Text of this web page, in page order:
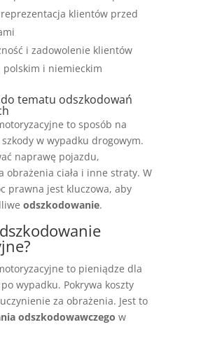
klientów przed
i zadowolenie klientów
polskim i niemieckim
tematu odszkodowań
to sposób na
w wypadku drogowym.
naprawę pojazdu,
obrażenia ciała i inne straty. W
prawna jest kluczowa, aby
odszkodowanie.
to pieniądze dla
wypadku. Pokrywa koszty
za obrażenia. Jest to
odszkodowawczego w